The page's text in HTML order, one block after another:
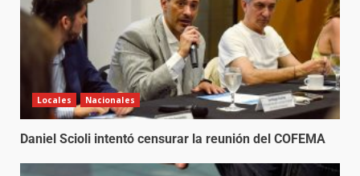
Locales Nacionales
Daniel Scioli intentó censurar la reunión del COFEMA